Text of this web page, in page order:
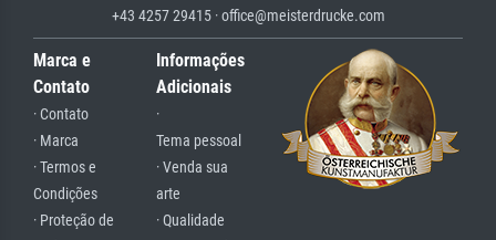
+43 4257 29415 · office@meisterdrucke.com
Marca e
Contato
· Contato
· Marca
· Termos e
Condições
· Proteção de
Informações
Adicionais
·
Tema pessoal
· Venda sua
arte
· Qualidade